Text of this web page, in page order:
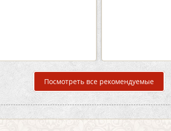
Посмотреть все рекомендуемые